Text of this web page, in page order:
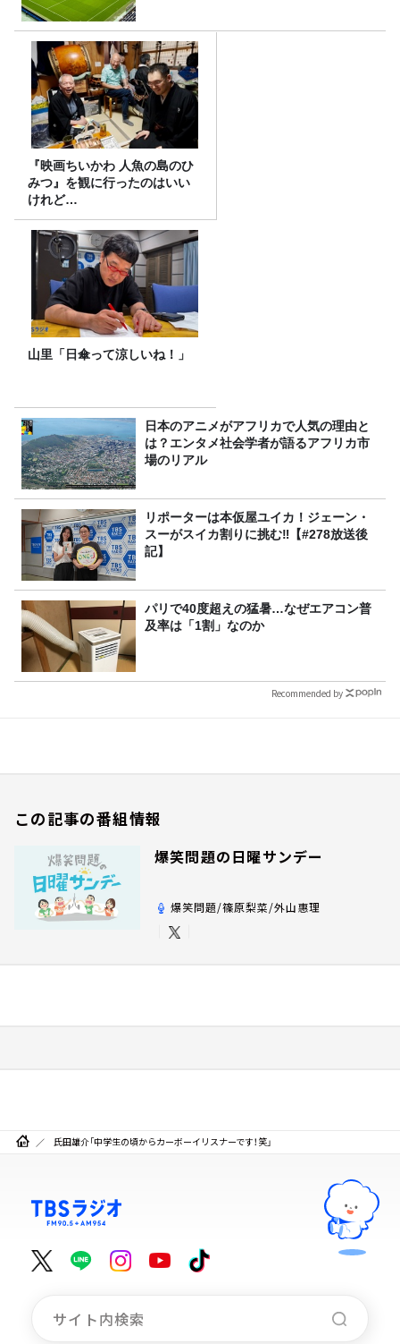
『映画ちいかわ 人魚の島のひ
みつ』を観に行ったのはいい
けれど…
山里「日傘って涼しいね！」
日本のアニメがアフリカで人気の理由と
は？エンタメ社会学者が語るアフリカ市
場のリアル
リポーターは本仮屋ユイカ！ジェーン・
スーがスイカ割りに挑む‼【#278放送後
記】
パリで40度超えの猛暑…なぜエアコン普
及率は「1割」なのか
Recommended by
この記事の番組情報
爆笑問題の日曜サンデー
爆笑問題/篠原梨菜/外山惠理
氏田雄介「中学生の頃からカーボーイリスナーです！笑」